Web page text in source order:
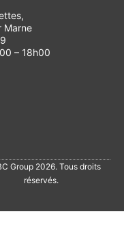
Marne
– 18h00
Group 2026. Tous droits
réservés.